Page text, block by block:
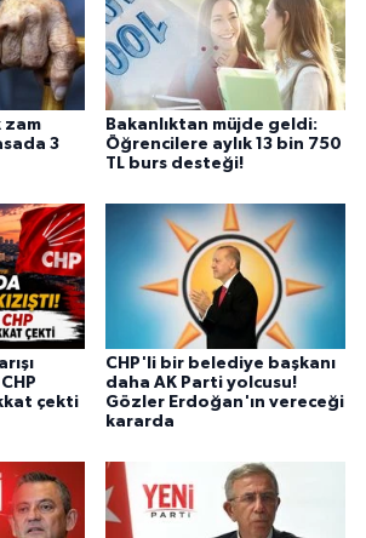
zam
3
Bakanlıktan müjde geldi:
Öğrencilere aylık 13 bin 750
TL burs desteği!
çekti
CHP'li bir belediye başkanı
daha AK Parti yolcusu!
Gözler Erdoğan'ın vereceği
kararda